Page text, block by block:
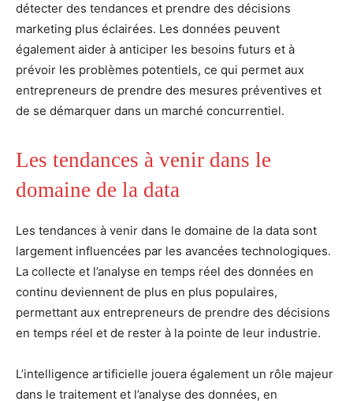
détecter des tendances et prendre des décisions
marketing plus éclairées. Les données peuvent
également aider à anticiper les besoins futurs et à
prévoir les problèmes potentiels, ce qui permet aux
entrepreneurs de prendre des mesures préventives et
de se démarquer dans un marché concurrentiel.
Les tendances à venir dans le
domaine de la data
Les tendances à venir dans le domaine de la data sont
largement influencées par les avancées technologiques.
La collecte et l’analyse en temps réel des données en
continu deviennent de plus en plus populaires,
permettant aux entrepreneurs de prendre des décisions
en temps réel et de rester à la pointe de leur industrie.
L’intelligence artificielle jouera également un rôle majeur
dans le traitement et l’analyse des données, en